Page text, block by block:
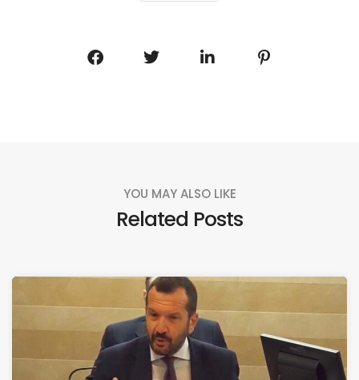
YOU MAY ALSO LIKE
Related Posts